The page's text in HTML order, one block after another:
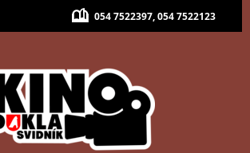
054 7522397, 054 7522123